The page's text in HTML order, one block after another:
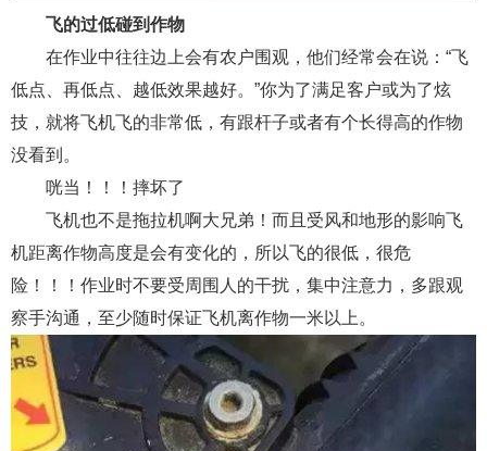
飞的过低碰到作物
在作业中往往边上会有农户围观，他们经常会在说：“飞
低点、再低点、越低效果越好。”你为了满足客户或为了炫
技，就将飞机飞的非常低，有跟杆子或者有个长得高的作物
没看到。
咣当！！！摔坏了
飞机也不是拖拉机啊大兄弟！而且受风和地形的影响飞
机距离作物高度是会有变化的，所以飞的很低，很危
险！！！作业时不要受周围人的干扰，集中注意力，多跟观
察手沟通，至少随时保证飞机离作物一米以上。